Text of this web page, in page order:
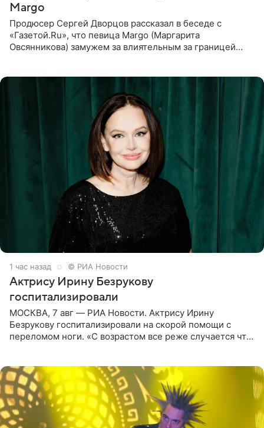
Margo
Продюсер Сергей Дворцов рассказал в беседе с
«Газетой.Ru», что певица Margo (Маргарита
Овсянникова) замужем за влиятельным за границей
1 час назад © РИА Новости
Актрису Ирину Безрукову
госпитализировали
МОСКВА, 7 авг — РИА Новости. Актрису Ирину
Безрукову госпитализировали на скорой помощи с
переломом ноги. «С возрастом все реже случается что-